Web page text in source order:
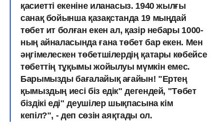
қасиетті екеніне иланасыз. 1940 жылғы
санақ бойынша қазақстанда 19 мыңдай
төбет ит болған екен ал, қазір небары 1000-
ның айналасында ғана төбет бар екен. Мен
әңгімелескен төбетшілердің қатары көбейсе
төбеттің тұқымы жойылуы мүмкін емес.
Барымызды бағалайық ағайын! "Ертең
қымыздың иесі біз едік" дегендей, "Төбет
біздікі еді" деушілер шықпасына кім
кепіл?", - деп сөзін аяқтады ол.